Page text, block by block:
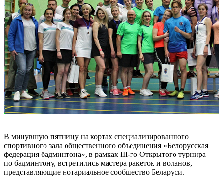
В минувшую пятницу на кортах специализированного
спортивного зала общественного объединения «Белорусская
федерация бадминтона», в рамках III-го Открытого турнира
по бадминтону, встретились мастера ракеток и воланов,
представляющие нотариальное сообщество Беларуси.